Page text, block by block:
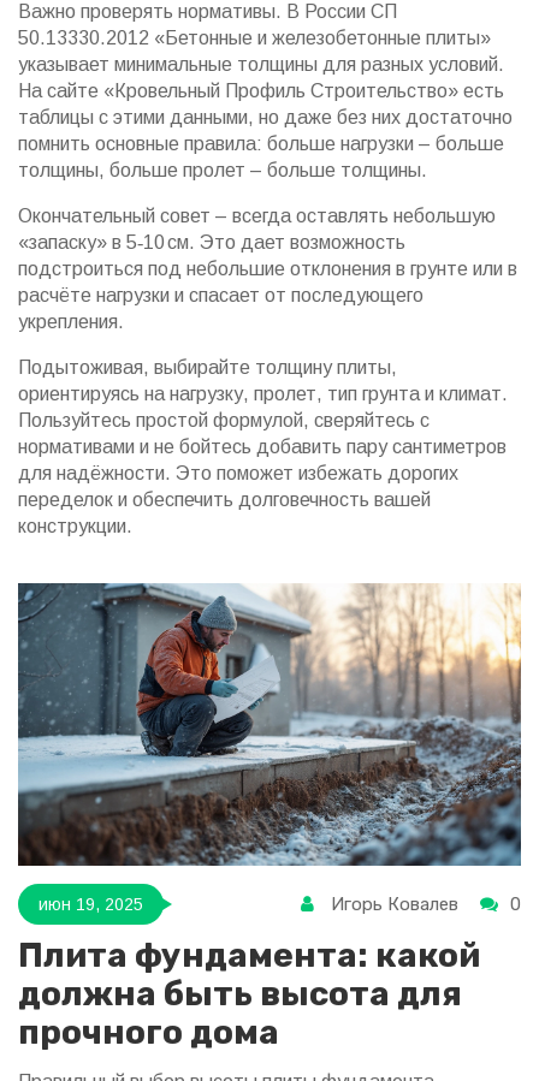
Важно проверять нормативы. В России СП
50.13330.2012 «Бетонные и железобетонные плиты»
указывает минимальные толщины для разных условий.
На сайте «Кровельный Профиль Строительство» есть
таблицы с этими данными, но даже без них достаточно
помнить основные правила: больше нагрузки – больше
толщины, больше пролет – больше толщины.
Окончательный совет – всегда оставлять небольшую
«запаску» в 5‑10 см. Это дает возможность
подстроиться под небольшие отклонения в грунте или в
расчёте нагрузки и спасает от последующего
укрепления.
Подытоживая, выбирайте толщину плиты,
ориентируясь на нагрузку, пролет, тип грунта и климат.
Пользуйтесь простой формулой, сверяйтесь с
нормативами и не бойтесь добавить пару сантиметров
для надёжности. Это поможет избежать дорогих
переделок и обеспечить долговечность вашей
конструкции.
июн 19, 2025 Игорь Ковалев 0
Плита фундамента: какой
должна быть высота для
прочного дома